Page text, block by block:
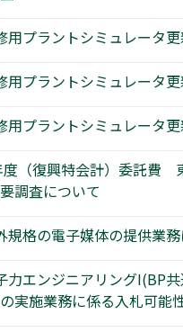
用プラントシミュレータ
用プラントシミュレータ
用プラントシミュレータ
（復興特会計）委託費
調査について
規格の電子媒体の提供業
力エンジニアリングI(BP
実施業務に係る入札可能